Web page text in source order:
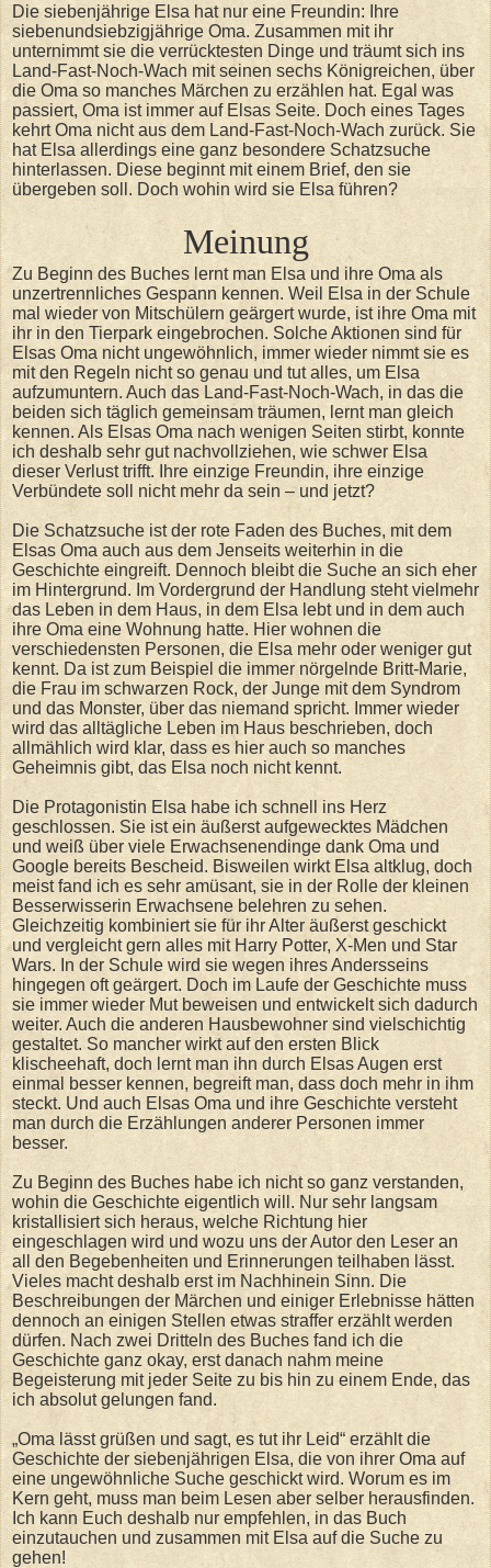
Die siebenjährige Elsa hat nur eine Freundin: Ihre
siebenundsiebzigjährige Oma. Zusammen mit ihr
unternimmt sie die verrücktesten Dinge und träumt sich ins
Land-Fast-Noch-Wach mit seinen sechs Königreichen, über
die Oma so manches Märchen zu erzählen hat. Egal was
passiert, Oma ist immer auf Elsas Seite. Doch eines Tages
kehrt Oma nicht aus dem Land-Fast-Noch-Wach zurück. Sie
hat Elsa allerdings eine ganz besondere Schatzsuche
hinterlassen. Diese beginnt mit einem Brief, den sie
übergeben soll. Doch wohin wird sie Elsa führen?
Meinung
Zu Beginn des Buches lernt man Elsa und ihre Oma als
unzertrennliches Gespann kennen. Weil Elsa in der Schule
mal wieder von Mitschülern geärgert wurde, ist ihre Oma mit
ihr in den Tierpark eingebrochen. Solche Aktionen sind für
Elsas Oma nicht ungewöhnlich, immer wieder nimmt sie es
mit den Regeln nicht so genau und tut alles, um Elsa
aufzumuntern. Auch das Land-Fast-Noch-Wach, in das die
beiden sich täglich gemeinsam träumen, lernt man gleich
kennen. Als Elsas Oma nach wenigen Seiten stirbt, konnte
ich deshalb sehr gut nachvollziehen, wie schwer Elsa
dieser Verlust trifft. Ihre einzige Freundin, ihre einzige
Verbündete soll nicht mehr da sein – und jetzt?
Die Schatzsuche ist der rote Faden des Buches, mit dem
Elsas Oma auch aus dem Jenseits weiterhin in die
Geschichte eingreift. Dennoch bleibt die Suche an sich eher
im Hintergrund. Im Vordergrund der Handlung steht vielmehr
das Leben in dem Haus, in dem Elsa lebt und in dem auch
ihre Oma eine Wohnung hatte. Hier wohnen die
verschiedensten Personen, die Elsa mehr oder weniger gut
kennt. Da ist zum Beispiel die immer nörgelnde Britt-Marie,
die Frau im schwarzen Rock, der Junge mit dem Syndrom
und das Monster, über das niemand spricht. Immer wieder
wird das alltägliche Leben im Haus beschrieben, doch
allmählich wird klar, dass es hier auch so manches
Geheimnis gibt, das Elsa noch nicht kennt.
Die Protagonistin Elsa habe ich schnell ins Herz
geschlossen. Sie ist ein äußerst aufgewecktes Mädchen
und weiß über viele Erwachsenendinge dank Oma und
Google bereits Bescheid. Bisweilen wirkt Elsa altklug, doch
meist fand ich es sehr amüsant, sie in der Rolle der kleinen
Besserwisserin Erwachsene belehren zu sehen.
Gleichzeitig kombiniert sie für ihr Alter äußerst geschickt
und vergleicht gern alles mit Harry Potter, X-Men und Star
Wars. In der Schule wird sie wegen ihres Andersseins
hingegen oft geärgert. Doch im Laufe der Geschichte muss
sie immer wieder Mut beweisen und entwickelt sich dadurch
weiter. Auch die anderen Hausbewohner sind vielschichtig
gestaltet. So mancher wirkt auf den ersten Blick
klischeehaft, doch lernt man ihn durch Elsas Augen erst
einmal besser kennen, begreift man, dass doch mehr in ihm
steckt. Und auch Elsas Oma und ihre Geschichte versteht
man durch die Erzählungen anderer Personen immer
besser.
Zu Beginn des Buches habe ich nicht so ganz verstanden,
wohin die Geschichte eigentlich will. Nur sehr langsam
kristallisiert sich heraus, welche Richtung hier
eingeschlagen wird und wozu uns der Autor den Leser an
all den Begebenheiten und Erinnerungen teilhaben lässt.
Vieles macht deshalb erst im Nachhinein Sinn. Die
Beschreibungen der Märchen und einiger Erlebnisse hätten
dennoch an einigen Stellen etwas straffer erzählt werden
dürfen. Nach zwei Dritteln des Buches fand ich die
Geschichte ganz okay, erst danach nahm meine
Begeisterung mit jeder Seite zu bis hin zu einem Ende, das
ich absolut gelungen fand.
„Oma lässt grüßen und sagt, es tut ihr Leid“ erzählt die
Geschichte der siebenjährigen Elsa, die von ihrer Oma auf
eine ungewöhnliche Suche geschickt wird. Worum es im
Kern geht, muss man beim Lesen aber selber herausfinden.
Ich kann Euch deshalb nur empfehlen, in das Buch
einzutauchen und zusammen mit Elsa auf die Suche zu
gehen!